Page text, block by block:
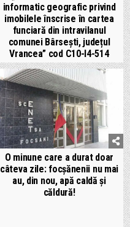
informatic geografic privind
imobilele înscrise în cartea
funciară din intravilanul
comunei Bârsești, județul
Vrancea” cod C10-I4-514
O minune care a durat doar
câteva zile: focșănenii nu mai
au, din nou, apă caldă și
căldură!